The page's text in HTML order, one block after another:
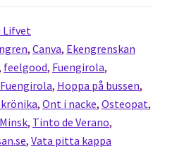
Lifvet
, Canva, Ekengrenskan
feelgood, Fuengirola,
, Hoppa på bussen,
, Ont i nacke, Osteopat,
, Tinto de Verano,
, Vata pitta kappa